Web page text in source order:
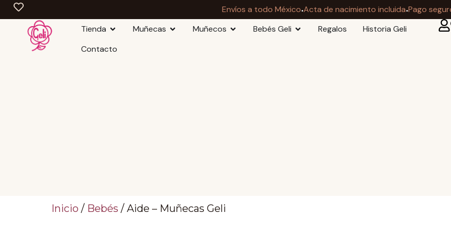
Envíos a todo México·Acta de nacimiento incluida·Pago
Tienda
Muñecas Muñecos Bebés Geli Regalos
Historia Geli
Contacto
Inicio / Bebés / Aide – Muñecas Geli